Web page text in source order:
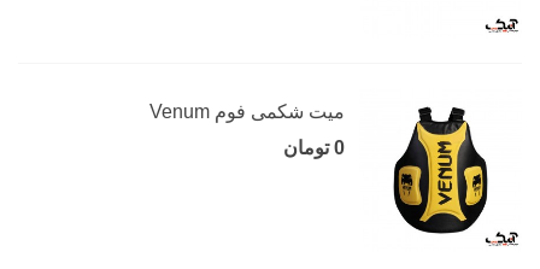
میت شکمی فوم Venum
0 تومان